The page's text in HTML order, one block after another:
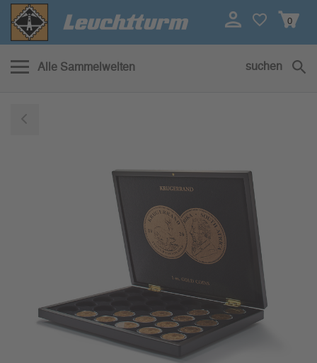
0
Alle Sammelwelten suchen